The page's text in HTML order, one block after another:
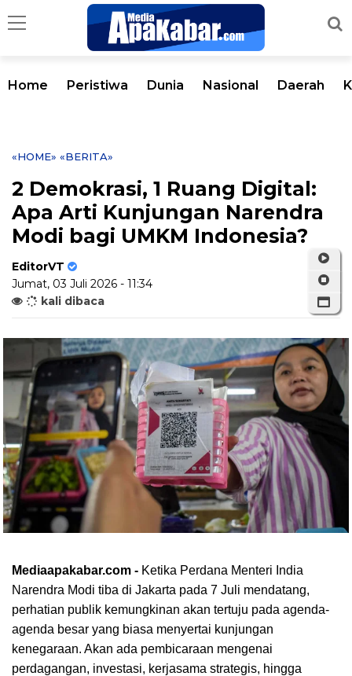
Home Peristiwa Dunia Nasional Daerah
«HOME» «BERITA»
2 Demokrasi, 1 Ruang Digital:
Apa Arti Kunjungan Narendra
Modi bagi UMKM Indonesia?
EditorVT
Jumat, 03 Juli 2026 - 11:34
kali dibaca
Mediaapakabar.com - Ketika Perdana Menteri India
Narendra Modi tiba di Jakarta pada 7 Juli mendatang,
perhatian publik kemungkinan akan tertuju pada agenda-
agenda besar yang biasa menyertai kunjungan
kenegaraan. Akan ada pembicaraan mengenai
perdagangan, investasi, kerjasama strategis, hingga